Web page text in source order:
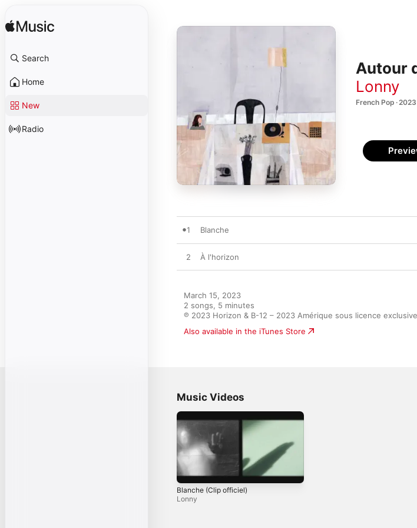
Search
Home
New
Radio
Autour
Lonny
French Pop · 2023
1 Blanche
2 À l'horizon
March 15, 2023
2 songs, 5 minutes
℗ 2023 Horizon & B-12 – 2023 Amérique sous licence
Also available in the iTunes Store
Music Videos
Blanche (Clip officiel)
Lonny